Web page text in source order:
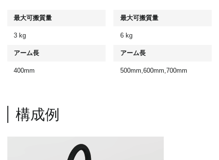
最大可搬質量
3 kg
アーム長
400mm
最大可搬質量
6 kg
アーム長
500mm,600mm,700mm
構成例